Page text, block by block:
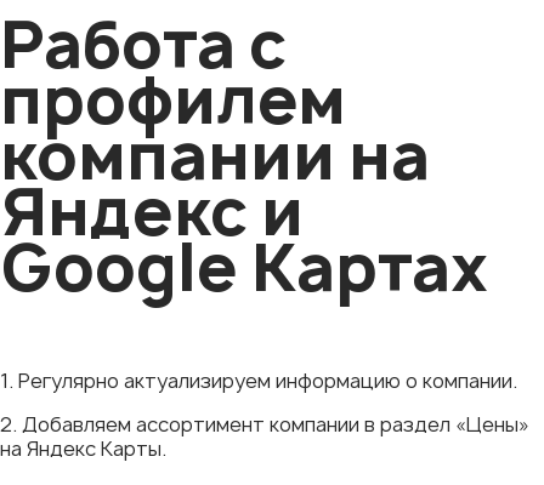
Работа с
профилем
компании на
Яндекс и
Google Картах
1. Регулярно актуализируем информацию о компании.
2. Добавляем ассортимент компании в раздел «Цены»
на Яндекс Карты.